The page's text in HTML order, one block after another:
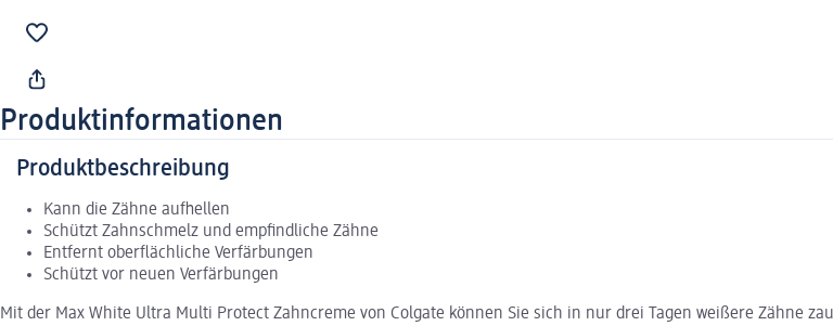
Produktinformationen
Produktbeschreibung
Kann die Zähne aufhellen
Schützt Zahnschmelz und empfindliche Zähne
Entfernt oberflächliche Verfärbungen
Schützt vor neuen Verfärbungen
Mit der Max White Ultra Multi Protect Zahncreme von Colgate können Sie sich in nur drei Tagen weißere Zähne